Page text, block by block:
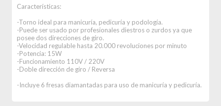
Características:
-Torno ideal para manicuría, pedicuría y podología.
-Puede ser usado por profesionales diestros o zurdos ya que
posee dos direcciones de giro.
-Velocidad regulable hasta 20.000 revoluciones por minuto
-Potencia: 15W
-Funcionamiento 110V / 220V
-Doble dirección de giro / Reversa
-Incluye 6 fresas diamantadas para uso de manicuría y pedicuría.